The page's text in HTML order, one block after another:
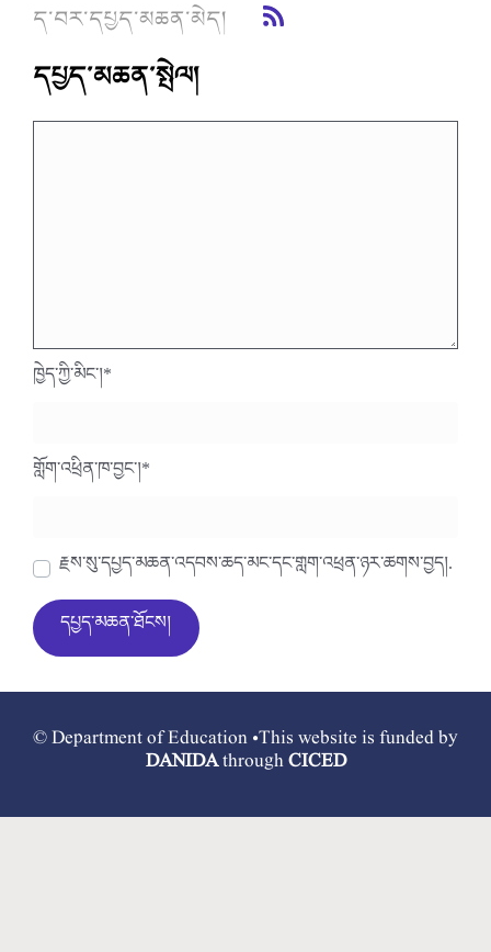
ད་བར་དཔྱད་མཆན་མེད།
དཔྱད་མཆན་སྤེལ།
ཁྱེད་ཀྱི་མིང་།*
གློག་འཕྲིན་ཁ་བྱང་།*
རྗེས་སུ་དཔྱད་མཆན་འདེབས་ཆེད་མིང་དང་གློག་འཕྲིན་ཉར་ཚགས་བྱེད།.
© Department of Education •This website is funded by
DANIDAthroughCICED